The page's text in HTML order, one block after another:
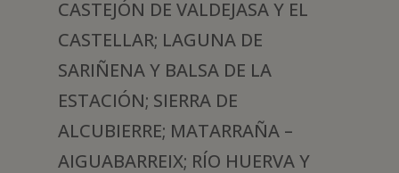
CASTEJÓN DE VALDEJASA Y EL
CASTELLAR; LAGUNA DE
SARIÑENA Y BALSA DE LA
ESTACIÓN; SIERRA DE
ALCUBIERRE; MATARRAÑA –
AIGUABARREIX; RÍO HUERVA Y